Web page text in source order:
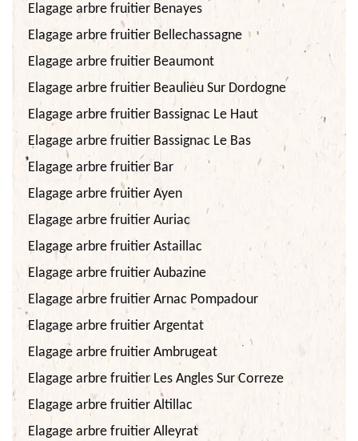
Elagage arbre fruitier Benayes
Elagage arbre fruitier Bellechassagne
Elagage arbre fruitier Beaumont
Elagage arbre fruitier Beaulieu Sur Dordogne
Elagage arbre fruitier Bassignac Le Haut
Elagage arbre fruitier Bassignac Le Bas
Elagage arbre fruitier Bar
Elagage arbre fruitier Ayen
Elagage arbre fruitier Auriac
Elagage arbre fruitier Astaillac
Elagage arbre fruitier Aubazine
Elagage arbre fruitier Arnac Pompadour
Elagage arbre fruitier Argentat
Elagage arbre fruitier Ambrugeat
Elagage arbre fruitier Les Angles Sur Correze
Elagage arbre fruitier Altillac
Elagage arbre fruitier Alleyrat